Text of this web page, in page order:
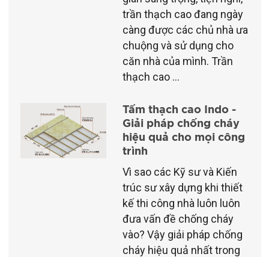
trần thạch cao đang ngày
càng được các chủ nhà ưa
chuộng và sử dụng cho
căn nhà của mình. Trần
thạch cao ...
Tấm thạch cao Indo -
Giải pháp chống cháy
hiệu quả cho mọi công
trình
Vì sao các Kỹ sư và Kiến
trúc sư xây dựng khi thiết
kế thi công nhà luôn luôn
đưa vấn đề chống cháy
vào? Vậy giải pháp chống
cháy hiệu quả nhất trong